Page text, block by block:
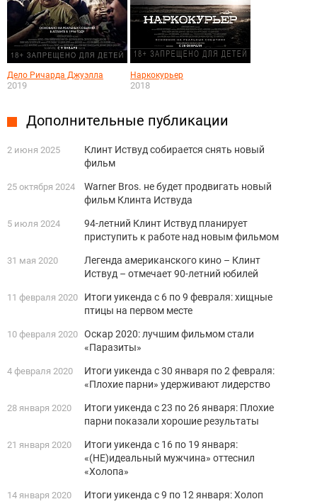
Дело Ричарда Джуэлла
2019
Наркокурьер
2018
Дополнительные публикации
2 июня 2025
Клинт Иствуд собирается снять новый
фильм
25 октября 2024
Warner Bros. не будет продвигать новый
фильм Клинта Иствуда
5 июля 2024
94-летний Клинт Иствуд планирует
приступить к работе над новым фильмом
31 мая 2020
Легенда американского кино – Клинт
Иствуд – отмечает 90-летний юбилей
11 февраля 2020
Итоги уикенда с 6 по 9 февраля: хищные
птицы на первом месте
10 февраля 2020 Оскар 2020: лучшим фильмом стали
«Паразиты»
4 февраля 2020
Итоги уикенда с 30 января по 2 февраля:
«Плохие парни» удерживают лидерство
28 января 2020
Итоги уикенда с 23 по 26 января: Плохие
парни показали хорошие результаты
21 января 2020
Итоги уикенда с 16 по 19 января:
«(НЕ)идеальный мужчина» оттеснил
«Холопа»
14 января 2020
Итоги уикенда с 9 по 12 января: Холоп